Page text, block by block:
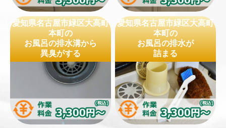
愛知県名古屋市緑区大高町
本町の
お風呂の排水溝から
異臭がする
愛知県名古屋市緑区大高町
本町の
お風呂の排水が
詰まる